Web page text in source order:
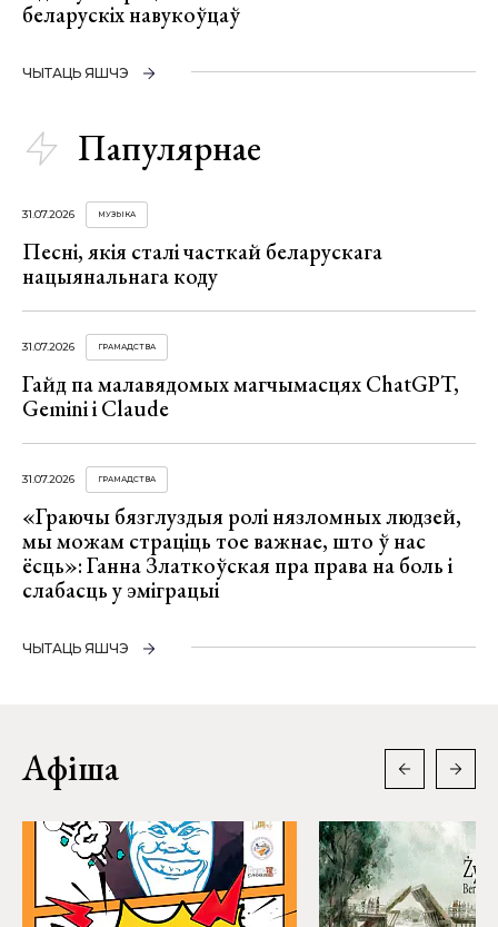
беларускіх навукоўцаў
ЧЫТАЦЬ ЯШЧЭ
Папулярнае
31.07.2026 МУЗЫКА
Песні, якія сталі часткай беларускага
нацыянальнага коду
31.07.2026 ГРАМАДСТВА
Гайд па малавядомых магчымасцях ChatGPT,
Gemini і Claude
31.07.2026 ГРАМАДСТВА
«Граючы бязглуздыя ролі нязломных людзей,
мы можам страціць тое важнае, што ў нас
ёсць»: Ганна Златкоўская пра права на боль і
слабасць у эміграцыі
ЧЫТАЦЬ ЯШЧЭ
Афіша